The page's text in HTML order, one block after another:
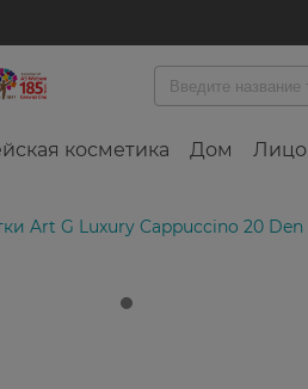
косметика Дом Лицо
Art G Luxury Cappuccino 20 Den